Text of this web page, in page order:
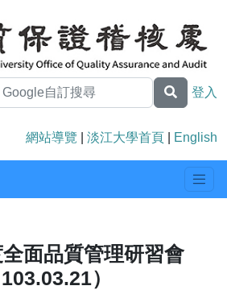
登入
網站導覽 淡江大學首頁 English
面品質管理研習會
103.03.21）